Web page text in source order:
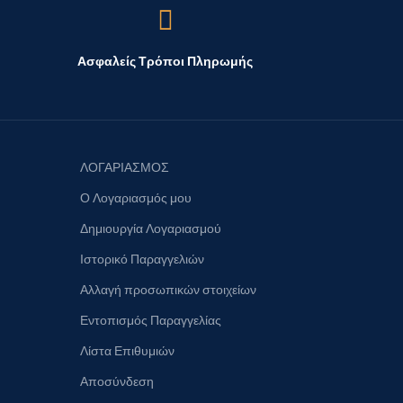
Ασφαλείς Τρόποι Πληρωμής
ΛΟΓΑΡΙΑΣΜΟΣ
Ο Λογαριασμός μου
Δημιουργία Λογαριασμού
Ιστορικό Παραγγελιών
Αλλαγή προσωπικών στοιχείων
Εντοπισμός Παραγγελίας
Λίστα Επιθυμιών
Αποσύνδεση